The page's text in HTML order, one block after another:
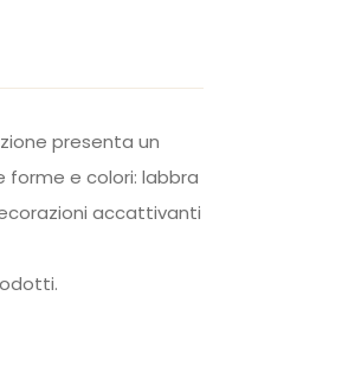
presenta un
forme e colori: labbra
accattivanti